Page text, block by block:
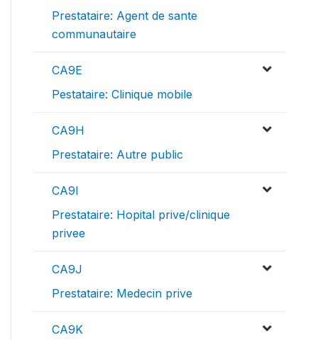
Prestataire: Agent de sante
communautaire
CA9E
Pestataire: Clinique mobile
CA9H
Prestataire: Autre public
CA9I
Prestataire: Hopital prive/clinique
privee
CA9J
Prestataire: Medecin prive
CA9K